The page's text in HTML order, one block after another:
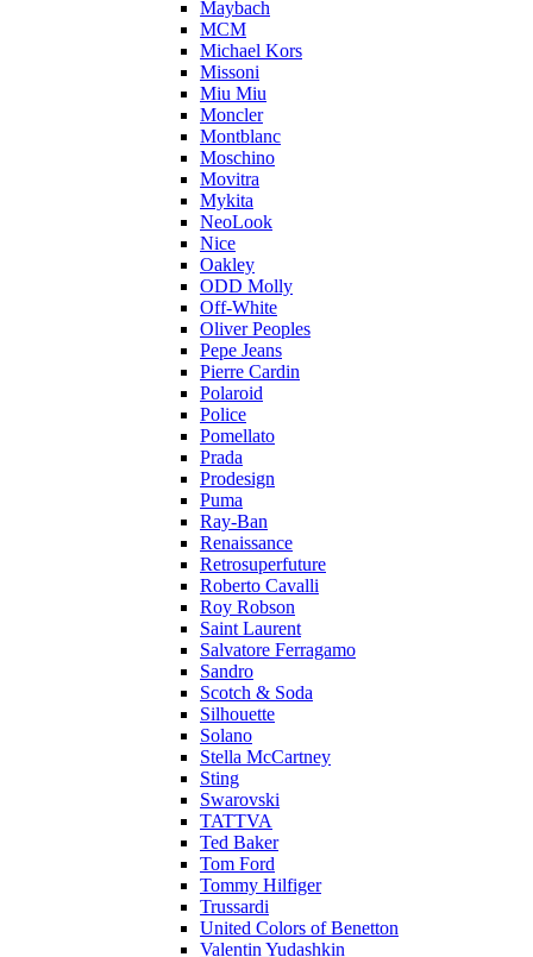
Maybach
MCM
Michael Kors
Missoni
Miu Miu
Moncler
Montblanc
Moschino
Movitra
Mykita
NeoLook
Nice
Oakley
ODD Molly
Off-White
Oliver Peoples
Pepe Jeans
Pierre Cardin
Polaroid
Police
Pomellato
Prada
Prodesign
Puma
Ray-Ban
Renaissance
Retrosuperfuture
Roberto Cavalli
Roy Robson
Saint Laurent
Salvatore Ferragamo
Sandro
Scotch & Soda
Silhouette
Solano
Stella McCartney
Sting
Swarovski
TATTVA
Ted Baker
Tom Ford
Tommy Hilfiger
Trussardi
United Colors of Benetton
Valentin Yudashkin